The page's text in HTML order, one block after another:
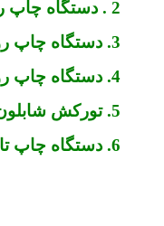
2 . دستگاه چاپ روی بادکنک
3. دستگاه چاپ روی تی شرت
4. دستگاه چاپ رول به رول
5. تورکش شابلون
6. دستگاه چاپ تامپو